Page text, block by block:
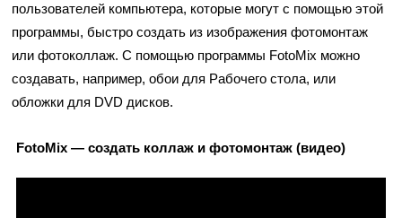
пользователей компьютера, которые могут с помощью этой
программы, быстро создать из изображения фотомонтаж
или фотоколлаж. С помощью программы FotoMix можно
создавать, например, обои для Рабочего стола, или
обложки для DVD дисков.
FotoMix — создать коллаж и фотомонтаж (видео)